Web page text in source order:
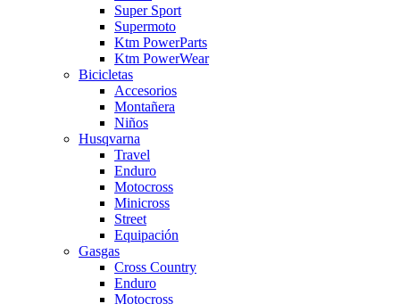
Super Sport
Supermoto
Ktm PowerParts
Ktm PowerWear
Bicicletas
Accesorios
Montañera
Niños
Husqvarna
Travel
Enduro
Motocross
Minicross
Street
Equipación
Gasgas
Cross Country
Enduro
Motocross